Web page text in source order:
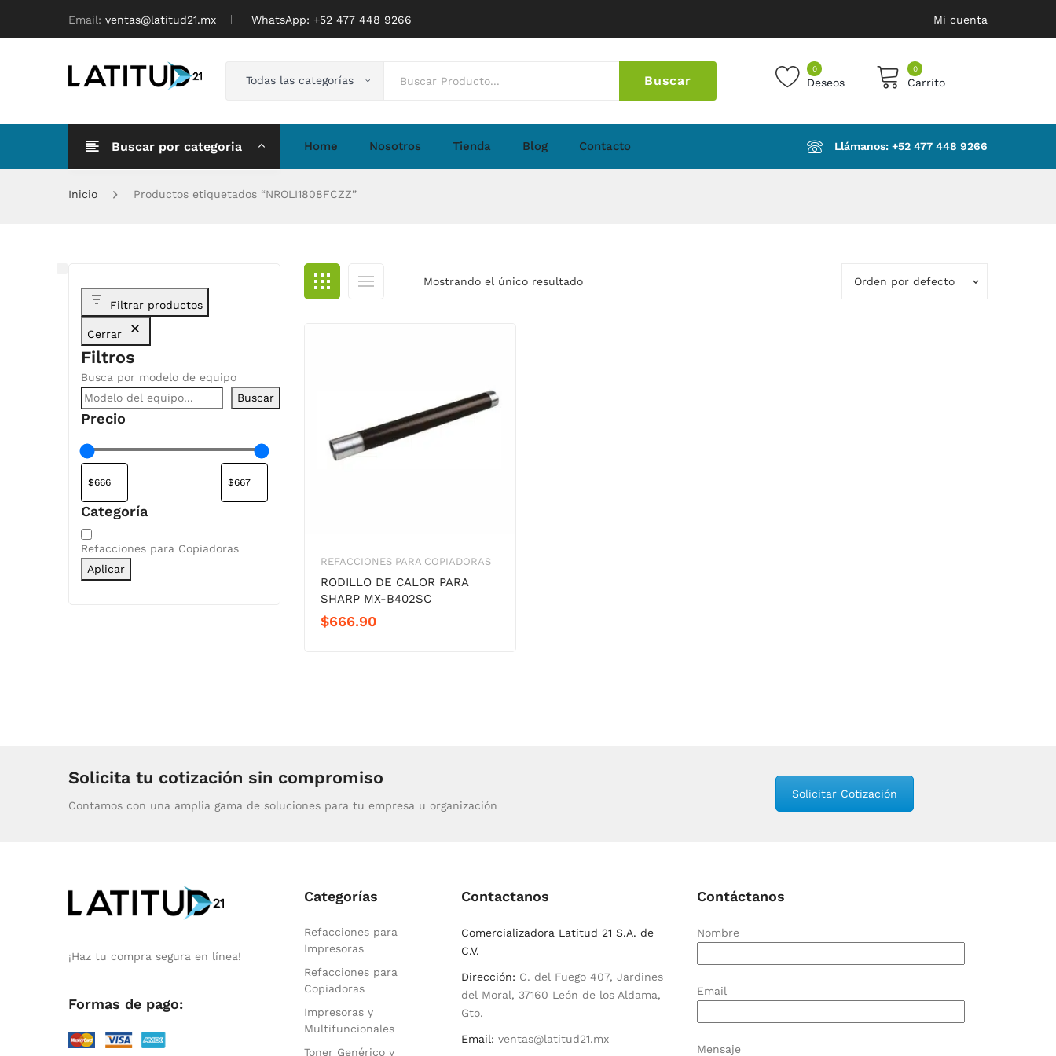
Email: ventas@latitud21.mx WhatsApp: ‪+52 477 448 9266 Mi cuenta
Todas las categorías Buscar
0
Deseos
0
Carrito
No products in the cart.
Buscar por categoria Home Nosotros Tienda Blog Contacto Llámanos: ‪+52 477 448 9266‬
Inicio Productos etiquetados “NROLI1808FCZZ”
Mostrando el único resultado Orden por defecto
REFACCIONES PARA COPIADORAS
RODILLO DE CALOR PARA
SHARP MX-B402SC
$666.90
Filtrar productos
Cerrar
Filtros
Busca por modelo de equipo
Buscar
Precio
Categoría
Categoría
Refacciones para Copiadoras
Aplicar
Solicita tu cotización sin compromiso
Contamos con una amplia gama de soluciones para tu empresa u organización
Solicitar Cotización
¡Haz tu compra segura en línea!
Formas de pago:
Categorías
Refacciones para
Impresoras
Refacciones para
Copiadoras
Impresoras y
Multifuncionales
Toner Genérico y
Contactanos
Comercializadora Latitud 21 S.A. de
C.V.
Dirección: C. del Fuego 407, Jardines
del Moral, 37160 León de los Aldama,
Gto.
Email: ventas@latitud21.mx
Contáctanos
Nombre
Email
Mensaje